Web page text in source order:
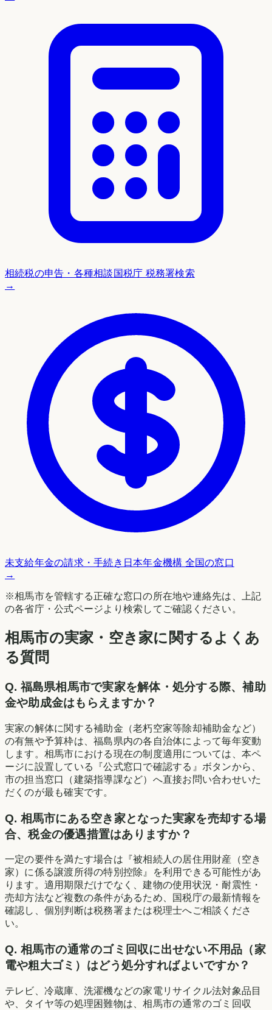
相続税の申告・各種相談 国税庁 税務署検索
→
未支給年金の請求・手続き 日本年金機構 全国の窓口
→
※相馬市を管轄する正確な窓口の所在地や連絡先は、上記
の各省庁・公式ページより検索してご確認ください。
相馬市の実家・空き家に関するよくあ
る質問
Q. 福島県相馬市で実家を解体・処分する際、補助
金や助成金はもらえますか？
実家の解体に関する補助金（老朽空家等除却補助金など）
の有無や予算枠は、福島県内の各自治体によって毎年変動
します。相馬市における現在の制度適用については、本ペ
ージに設置している『公式窓口で確認する』ボタンから、
市の担当窓口（建築指導課など）へ直接お問い合わせいた
だくのが最も確実です。
Q. 相馬市にある空き家となった実家を売却する場
合、税金の優遇措置はありますか？
一定の要件を満たす場合は『被相続人の居住用財産（空き
家）に係る譲渡所得の特別控除』を利用できる可能性があ
ります。適用期限だけでなく、建物の使用状況・耐震性・
売却方法など複数の条件があるため、国税庁の最新情報を
確認し、個別判断は税務署または税理士へご相談くださ
い。
Q. 相馬市の通常のゴミ回収に出せない不用品（家
電や粗大ゴミ）はどう処分すればよいですか？
テレビ、冷蔵庫、洗濯機などの家電リサイクル法対象品目
や、タイヤ等の処理困難物は、相馬市の通常のゴミ回収